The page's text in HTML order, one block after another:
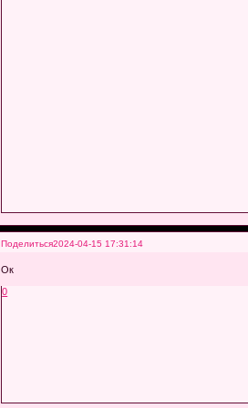
Поделиться2024-04-15 17:31:14
Ок
0